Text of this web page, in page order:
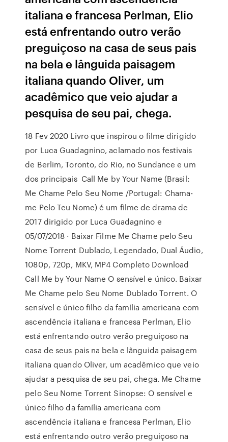
italiana e francesa Perlman, Elio
está enfrentando outro verão
preguiçoso na casa de seus pais
na bela e lânguida paisagem
italiana quando Oliver, um
acadêmico que veio ajudar a
pesquisa de seu pai, chega.
18 Fev 2020 Livro que inspirou o filme dirigido
por Luca Guadagnino, aclamado nos festivais
de Berlim, Toronto, do Rio, no Sundance e um
dos principais Call Me by Your Name (Brasil:
Me Chame Pelo Seu Nome /Portugal: Chama-
me Pelo Teu Nome) é um filme de drama de
2017 dirigido por Luca Guadagnino e
05/07/2018 · Baixar Filme Me Chame pelo Seu
Nome Torrent Dublado, Legendado, Dual Áudio,
1080p, 720p, MKV, MP4 Completo Download
Call Me by Your Name O sensível e único. Baixar
Me Chame pelo Seu Nome Dublado Torrent. O
sensível e único filho da família americana com
ascendência italiana e francesa Perlman, Elio
está enfrentando outro verão preguiçoso na
casa de seus pais na bela e lânguida paisagem
italiana quando Oliver, um acadêmico que veio
ajudar a pesquisa de seu pai, chega. Me Chame
pelo Seu Nome Torrent Sinopse: O sensível e
único filho da família americana com
ascendência italiana e francesa Perlman, Elio
está enfrentando outro verão preguiçoso na